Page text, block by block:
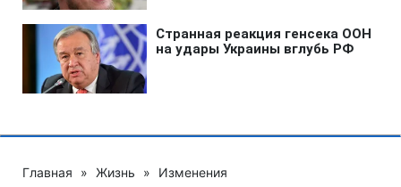
Главная » Жизнь » Изменения